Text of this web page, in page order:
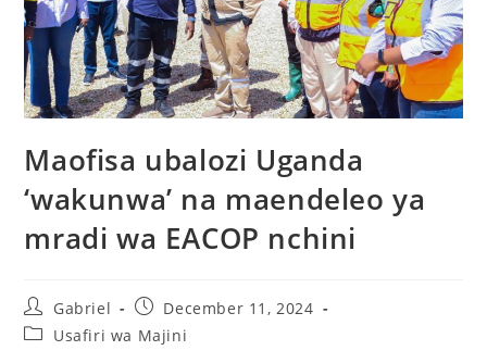
Maofisa ubalozi Uganda
‘wakunwa’ na maendeleo ya
mradi wa EACOP nchini
Gabriel
December 11, 2024
Usafiri wa Majini